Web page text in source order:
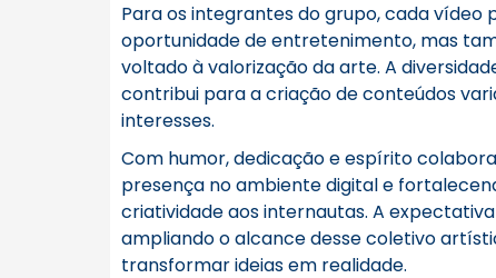
Para os integrantes do grupo, cada
oportunidade de entretenimento, mas
voltado à valorização da arte. A
contribui para a criação de conteúdos
interesses.
Com humor, dedicação e espírito
presença no ambiente digital e
criatividade aos internautas. A
ampliando o alcance desse coletivo
transformar ideias em realidade.